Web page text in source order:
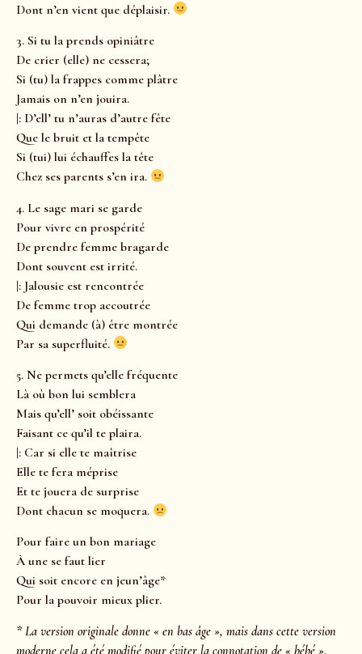
Dont n’en vient que déplaisir.
3. Si tu la prends opiniâtre
De crier (elle) ne cessera;
Si (tu) la frappes comme plâtre
Jamais on n’en jouira.
|: D’ell’ tu n’auras d’autre fête
Que le bruit et la tempête
Si (tui) lui échauffes la tête
Chez ses parents s’en ira.
4. Le sage mari se garde
Pour vivre en prospérité
De prendre femme bragarde
Dont souvent est irrité.
|: Jalousie est rencontrée
De femme trop accoutrée
Qui demande (à) être montrée
Par sa superfluité.
5. Ne permets qu’elle fréquente
Là où bon lui semblera
Mais qu’ell’ soit obéissante
Faisant ce qu’il te plaira.
|: Car si elle te maîtrise
Elle te fera méprise
Et te jouera de surprise
Dont chacun se moquera.
Pour faire un bon mariage
À une se faut lier
Qui soit encore en jeun’âge*
Pour la pouvoir mieux plier.
* La version originale donne « en bas âge », mais dans cette version
moderne cela a été modifié pour éviter la connotation de « bébé ».